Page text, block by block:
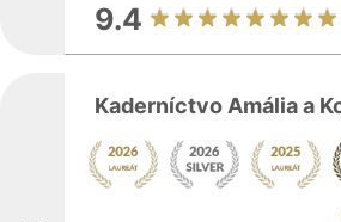
9.4
Kaderníctvo Amália a